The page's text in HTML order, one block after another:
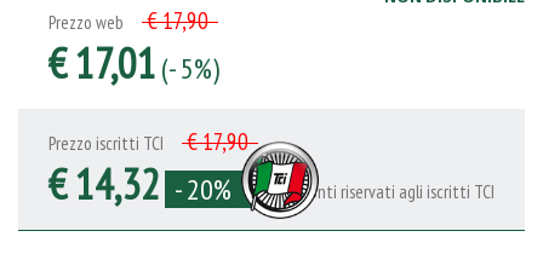
Prezzo web € 17,90
€ 17,01(- 5%)
Prezzo iscritti TCI € 17,90
€ 14,32 - 20% Sconti riservati agli iscritti TCI